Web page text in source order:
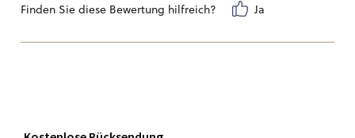
Finden Sie diese Bewertung hilfreich?
Ja